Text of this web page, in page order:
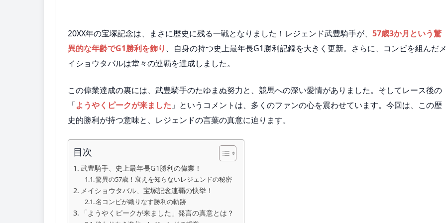
20XX年の宝塚記念は、まさに歴史に残る一戦となりました！レジェンド武豊騎手が、 57歳3か月という驚
異的な年齢でG1勝利を飾り 、自身の持つ史上最年長G1勝利記録を大きく更新。さらに、コンビを組んだ
イショウタバルは堂々の連覇を達成しました。
この偉業達成の裏には、武豊騎手のたゆまぬ努力と、競馬への深い愛情がありました。そしてレース後の
「ようやくピークが来ました 」というコメントは、多くのファンの心を震わせています。今回は、この歴
史的勝利が持つ意味と、レジェンドの言葉の真意に迫ります。
目次
武豊騎手、史上最年長G1勝利の偉業！
驚異の57歳！衰えを知らないレジェンドの秘密
メイショウタバル、宝塚記念連覇の快挙！
名コンビが織りなす勝利の軌跡
「ようやくピークが来ました」発言の真意とは？